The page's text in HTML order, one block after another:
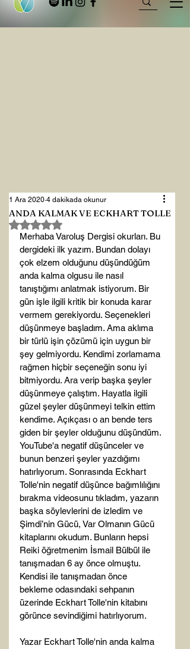
ANDA KALMAK VE ECKHART TOLLE
1 Ara 2020 4 dakikada okunur
5 üzerinden NaN yıldız
Merhaba Varoluş Dergisi okurları. Bu
dergideki ilk yazım. Bundan dolayı
çok elzem olduğunu düşündüğüm
anda kalma olgusu ile nasıl
tanıştığımı anlatmak istiyorum. Bir
gün işle ilgili kritik bir konuda karar
vermem gerekiyordu. Seçenekleri
düşünmeye başladım. Ama aklıma
bir türlü işin çözümü için uygun bir
şey gelmiyordu. Kendimi zorlamama
rağmen hiçbir seçeneğin sonu iyi
bitmiyordu. Ara verip başka şeyler
düşünmeye çalıştım. Hayatla ilgili
güzel şeyler düşünmeyi telkin ettim
kendime. Açıkçası o an bende ters
giden bir şeyler olduğunu düşündüm.
YouTube'a negatif düşünceler ve
bunun benzeri şeyler yazdığımı
hatırlıyorum. Sonrasında Eckhart
Tolle'nin negatif düşünce bağımlılığını
bırakma videosunu tıkladım, yazarın
başka söylevlerini de izledim ve
Şimdi’nin Gücü, Var Olmanın Gücü
kitaplarını okudum. Bunların hepsi
Reiki öğretmenim İsmail Bülbül ile
tanışmadan 6 ay önce olmuştu.
Kendisi ile tanışmadan önce
bekleme odasındaki sehpanın
üzerinde Eckhart Tolle'nin kitabını
görünce sevindiğimi hatırlıyorum.
Yazar Eckhart Tolle'nin anda kalma